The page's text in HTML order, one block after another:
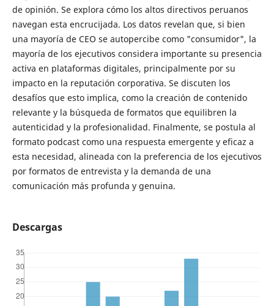
de opinión. Se explora cómo los altos directivos peruanos
navegan esta encrucijada. Los datos revelan que, si bien
una mayoría de CEO se autopercibe como "consumidor", la
mayoría de los ejecutivos considera importante su presencia
activa en plataformas digitales, principalmente por su
impacto en la reputación corporativa. Se discuten los
desafíos que esto implica, como la creación de contenido
relevante y la búsqueda de formatos que equilibren la
autenticidad y la profesionalidad. Finalmente, se postula al
formato podcast como una respuesta emergente y eficaz a
esta necesidad, alineada con la preferencia de los ejecutivos
por formatos de entrevista y la demanda de una
comunicación más profunda y genuina.
Descargas